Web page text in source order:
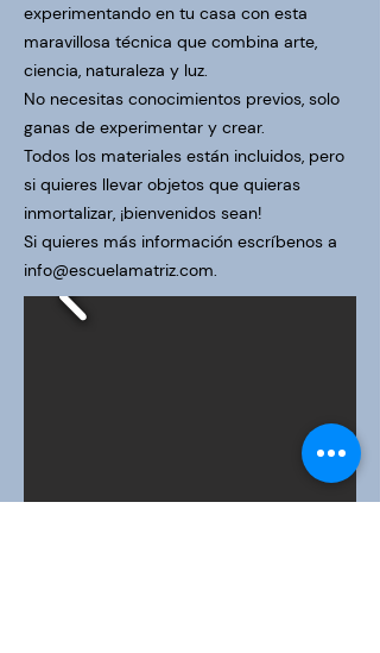
experimentando en tu casa con esta
maravillosa técnica que combina arte,
ciencia, naturaleza y luz.
No necesitas conocimientos previos, solo
ganas de experimentar y crear.
Todos los materiales están incluidos, pero
si quieres llevar objetos que quieras
inmortalizar, ¡bienvenidos sean!
Si quieres más información escríbenos a
info@escuelamatriz.com.